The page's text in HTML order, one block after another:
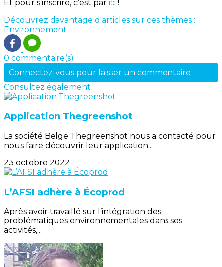
Et pour s’inscrire, c’est par ici !
Découvrez davantage d'articles sur ces thèmes :
Environnement
0 commentaire(s)
Connectez-vous pour laisser un commentaire
Consultez également
Application Thegreenshot
La société Belge Thegreenshot nous a contacté pour
nous faire découvrir leur application...
23 octobre 2022
L’AFSI adhère à Écoprod
Après avoir travaillé sur l’intégration des
problématiques environnementales dans ses
activités,...